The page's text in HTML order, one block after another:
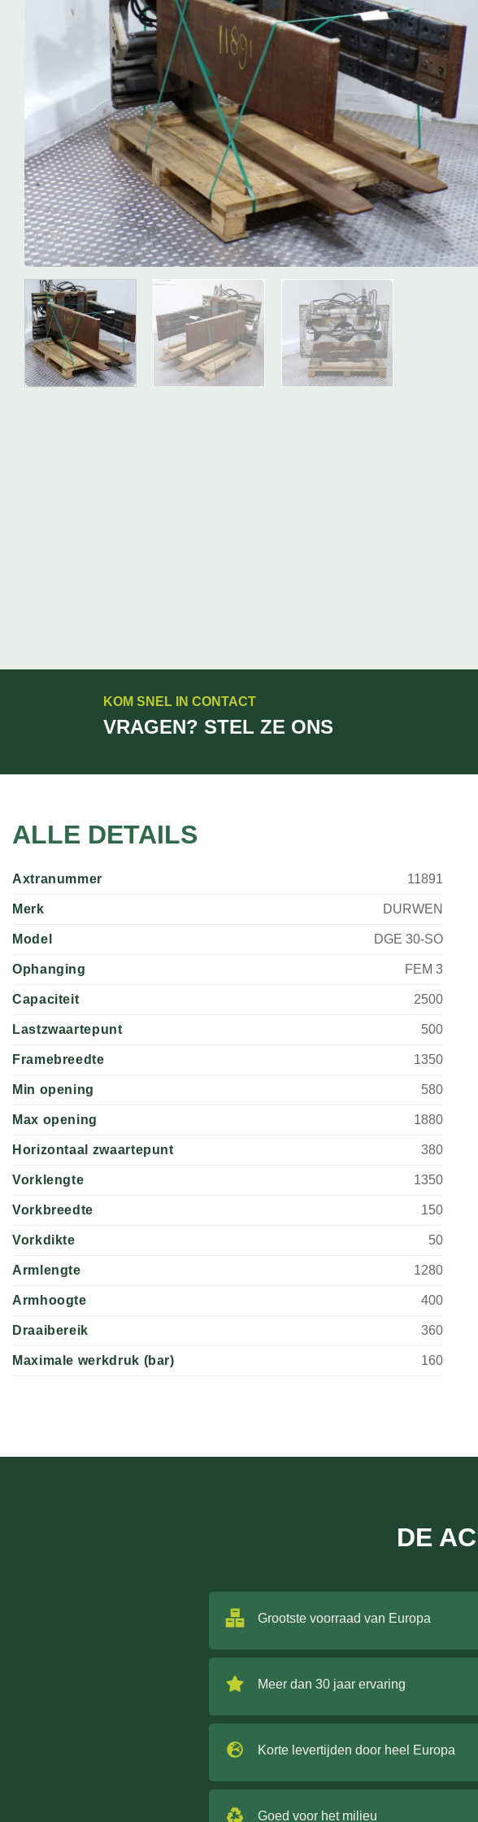
KOM SNEL IN CONTACT
VRAGEN? STEL ZE ONS
ALLE DETAILS
Axtranummer 11891
Merk DURWEN
Model DGE 30-SO
Ophanging FEM 3
Capaciteit 2500
Lastzwaartepunt 500
Framebreedte 1350
Min opening 580
Max opening 1880
Horizontaal zwaartepunt 380
Vorklengte 1350
Vorkbreedte 150
Vorkdikte 50
Armlengte 1280
Armhoogte 400
Draaibereik 360
Maximale werkdruk (bar) 160
DE
Grootste voorraad van Europa
Meer dan 30 jaar ervaring
Korte levertijden door heel Europa
Goed voor het milieu